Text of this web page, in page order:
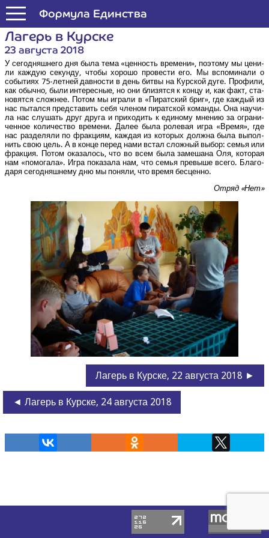
Формула Единства
Лагерь в Курске
23 августа 2018
У сего­дняш­не­го дня была тема «цен­ность вре­ме­ни», поэто­му мы цени­
ли каж­дую секун­ду, что­бы хоро­шо про­ве­сти его. Мы вспо­ми­на­ли о
собы­ти­ях 75-лет­ней дав­но­сти в день бит­вы на Кур­ской дуге. Про­фи­ли,
как обыч­но, были инте­рес­ные, но они бли­зят­ся к кон­цу и, как факт, ста­
но­вят­ся слож­нее. Потом мы игра­ли в «Пират­ский бриг», где каж­дый из
нас пытал­ся пред­ста­вить себя чле­ном пират­ской коман­ды. Она научи­
ла нас слу­шать друг дру­га и при­хо­дить к еди­но­му мне­нию за огра­ни­
чен­ное коли­че­ство вре­ме­ни. Далее была роле­вая игра «Вре­мя», где
нас раз­де­ля­ли по фрак­ци­ям, каж­дая из кото­рых долж­на была выпол­
нить свою цель. А в кон­це перед нами встал слож­ный выбор: семья или
фрак­ция. Потом ока­за­лось, что во всем была заме­ша­на Оля, кото­рая
нам «помо­га­ла». Игра пока­за­ла нам, что семья пре­вы­ше все­го. Бла­го­
да­ря сего­дняш­не­му дню мы поня­ли, что вре­мя бесценно.
Отряд «Нет»
Лагерь в Курске, 22 августа 2018 ►
◄ Лагерь в Курске, 24 августа 2018